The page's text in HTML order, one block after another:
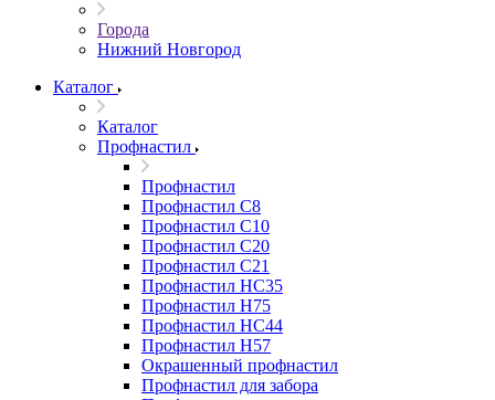
Города
Нижний Новгород
Каталог
Каталог
Профнастил
Профнастил
Профнастил С8
Профнастил С10
Профнастил С20
Профнастил С21
Профнастил НС35
Профнастил Н75
Профнастил HC44
Профнастил Н57
Окрашенный профнастил
Профнастил для забора